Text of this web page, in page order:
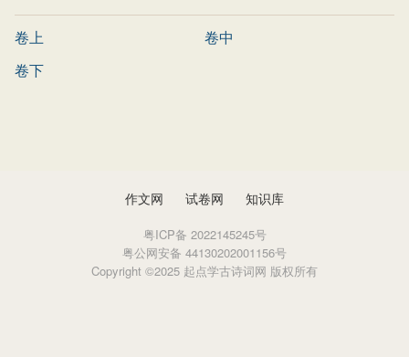
卷上
卷中
卷下
作文网 试卷网 知识库
粤ICP备 2022145245号
粤公网安备 44130202001156号
Copyright ©2025 起点学古诗词网 版权所有